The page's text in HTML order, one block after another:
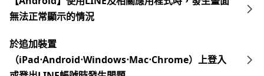
無法正常顯示的情況
於追加裝置
（iPad⋅Android⋅Windows⋅Mac⋅Chrome）上登入